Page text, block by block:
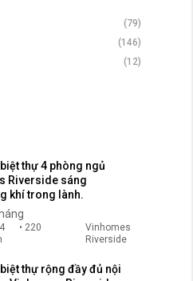
(79)
(146)
(12)
thự 4 phòng ngủ
Riverside sáng
khí trong lành.
• 220
Vinhomes
Riverside
thự rộng đầy đủ nội